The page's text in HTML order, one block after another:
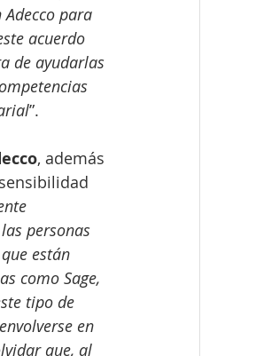
para
acuerdo
de ayudarlas
”.
, además
personas
están
como Sage,
tipo de
en
que, al